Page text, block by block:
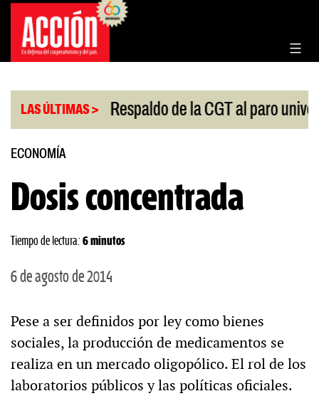
Saltar
contenido
LAS ÚLTIMAS >
| Respaldo de la CGT al paro universitario
ECONOMÍA
Dosis concentrada
Tiempo de lectura: 6 minutos
6 de agosto de 2014
Pese a ser definidos por ley como bienes
sociales, la producción de medicamentos se
realiza en un mercado oligopólico. El rol de los
laboratorios públicos y las políticas oficiales.